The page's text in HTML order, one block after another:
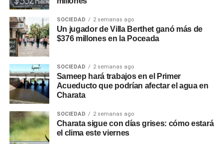
SOCIEDAD 2 semanas ago
Un jugador de Villa Berthet ganó más de
$376 millones en la Poceada
SOCIEDAD 2 semanas ago
Sameep hará trabajos en el Primer
Acueducto que podrían afectar el agua en
Charata
SOCIEDAD 2 semanas ago
Charata sigue con días grises: cómo estará
el clima este viernes